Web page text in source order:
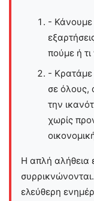
- Κάνουμε
πούμε ή
- Κρατάμε
σε όλους,
την
χωρίς
Η απλή αλήθεια
ελεύθερη